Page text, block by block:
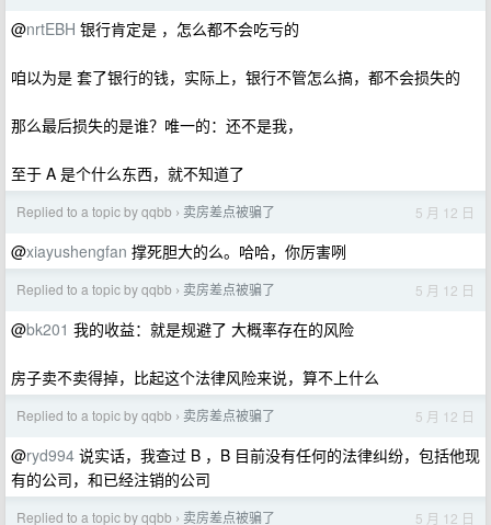
@nrtEBH 银行肯定是 ，怎么都不会吃亏的
咱以为是 套了银行的钱，实际上，银行不管怎么搞，都不会损失的
那么最后损失的是谁？唯一的：还不是我，
至于 A 是个什么东西，就不知道了
Replied to a topic by qqbb › 卖房差点被骗了 5 月 12 日
@xiayushengfan 撑死胆大的么。哈哈，你厉害咧
Replied to a topic by qqbb › 卖房差点被骗了 5 月 12 日
@bk201 我的收益：就是规避了 大概率存在的风险
房子卖不卖得掉，比起这个法律风险来说，算不上什么
Replied to a topic by qqbb › 卖房差点被骗了 5 月 12 日
@ryd994 说实话，我查过 B ，B 目前没有任何的法律纠纷，包括他现
有的公司，和已经注销的公司
Replied to a topic by qqbb › 卖房差点被骗了 5 月 12 日